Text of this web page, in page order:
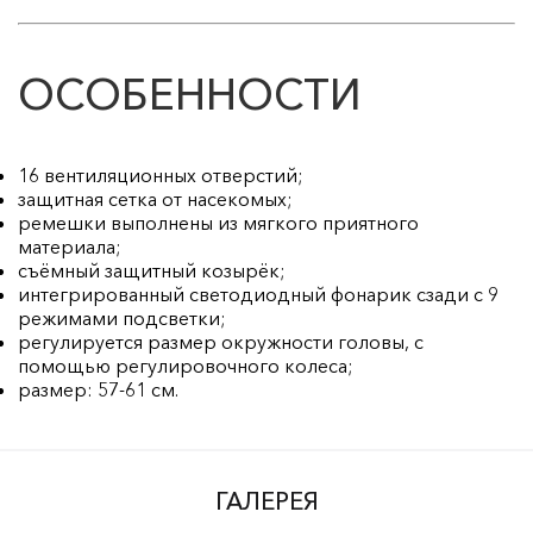
ОСОБЕННОСТИ
16 вентиляционных отверстий;
защитная сетка от насекомых;
ремешки выполнены из мягкого приятного
материала;
съёмный защитный козырёк;
интегрированный светодиодный фонарик сзади с 9
режимами подсветки;
регулируется размер окружности головы, с
помощью регулировочного колеса;
размер: 57-61 см.
ГАЛЕРЕЯ